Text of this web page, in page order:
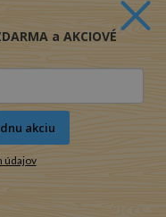
a AKCIOVÉ
akciu
údajov